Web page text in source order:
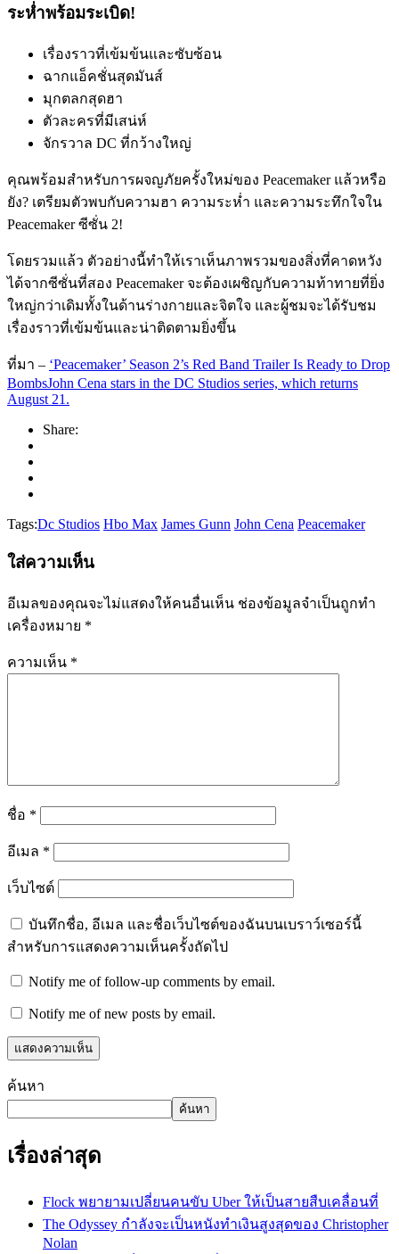
ระห่ำพร้อมระเบิด!
เรื่องราวที่เข้มข้นและซับซ้อน
ฉากแอ็คชั่นสุดมันส์
มุกตลกสุดฮา
ตัวละครที่มีเสน่ห์
จักรวาล DC ที่กว้างใหญ่
คุณพร้อมสำหรับการผจญภัยครั้งใหม่ของ Peacemaker แล้วหรือ
ยัง? เตรียมตัวพบกับความฮา ความระห่ำ และความระทึกใจใน
Peacemaker ซีซั่น 2!
โดยรวมแล้ว ตัวอย่างนี้ทำให้เราเห็นภาพรวมของสิ่งที่คาดหวัง
ได้จากซีซั่นที่สอง Peacemaker จะต้องเผชิญกับความท้าทายที่ยิ่ง
ใหญ่กว่าเดิมทั้งในด้านร่างกายและจิตใจ และผู้ชมจะได้รับชม
เรื่องราวที่เข้มข้นและน่าติดตามยิ่งขึ้น
ที่มา – ‘Peacemaker’ Season 2’s Red Band Trailer Is Ready to Drop
BombsJohn Cena stars in the DC Studios series, which returns
August 21.
Share:
Tags:Dc Studios Hbo Max James Gunn John Cena Peacemaker
ใส่ความเห็น
อีเมลของคุณจะไม่แสดงให้คนอื่นเห็น ช่องข้อมูลจำเป็นถูกทำ
เครื่องหมาย *
ความเห็น *
ชื่อ *
อีเมล *
เว็บไซต์
บันทึกชื่อ, อีเมล และชื่อเว็บไซต์ของฉันบนเบราว์เซอร์นี้
สำหรับการแสดงความเห็นครั้งถัดไป
Notify me of follow-up comments by email.
Notify me of new posts by email.
ค้นหา
ค้นหา
เรื่องล่าสุด
Flock พยายามเปลี่ยนคนขับ Uber ให้เป็นสายสืบเคลื่อนที่
The Odyssey กำลังจะเป็นหนังทำเงินสูงสุดของ Christopher
Nolan